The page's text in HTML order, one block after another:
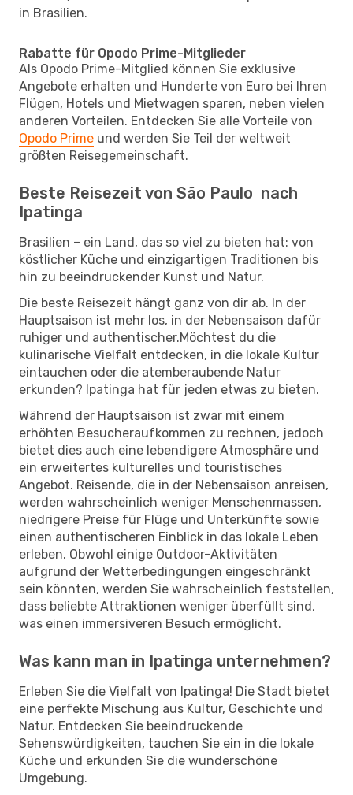
in Brasilien.
Rabatte für Opodo Prime-Mitglieder
Als Opodo Prime-Mitglied können Sie exklusive
Angebote erhalten und Hunderte von Euro bei Ihren
Flügen, Hotels und Mietwagen sparen, neben vielen
anderen Vorteilen. Entdecken Sie alle Vorteile von
Opodo Prime und werden Sie Teil der weltweit
größten Reisegemeinschaft.
Beste Reisezeit von São Paulo nach
Ipatinga
Brasilien – ein Land, das so viel zu bieten hat: von
köstlicher Küche und einzigartigen Traditionen bis
hin zu beeindruckender Kunst und Natur.
Die beste Reisezeit hängt ganz von dir ab. In der
Hauptsaison ist mehr los, in der Nebensaison dafür
ruhiger und authentischer.Möchtest du die
kulinarische Vielfalt entdecken, in die lokale Kultur
eintauchen oder die atemberaubende Natur
erkunden? Ipatinga hat für jeden etwas zu bieten.
Während der Hauptsaison ist zwar mit einem
erhöhten Besucheraufkommen zu rechnen, jedoch
bietet dies auch eine lebendigere Atmosphäre und
ein erweitertes kulturelles und touristisches
Angebot. Reisende, die in der Nebensaison anreisen,
werden wahrscheinlich weniger Menschenmassen,
niedrigere Preise für Flüge und Unterkünfte sowie
einen authentischeren Einblick in das lokale Leben
erleben. Obwohl einige Outdoor-Aktivitäten
aufgrund der Wetterbedingungen eingeschränkt
sein könnten, werden Sie wahrscheinlich feststellen,
dass beliebte Attraktionen weniger überfüllt sind,
was einen immersiveren Besuch ermöglicht.
Was kann man in Ipatinga unternehmen?
Erleben Sie die Vielfalt von Ipatinga! Die Stadt bietet
eine perfekte Mischung aus Kultur, Geschichte und
Natur. Entdecken Sie beeindruckende
Sehenswürdigkeiten, tauchen Sie ein in die lokale
Küche und erkunden Sie die wunderschöne
Umgebung.